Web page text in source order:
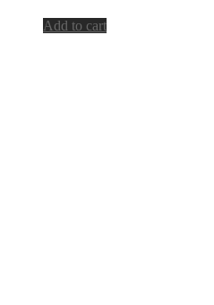
Add to cart